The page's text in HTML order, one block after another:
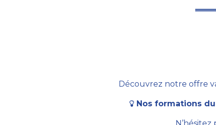
Découvrez notre offre
Nos formations